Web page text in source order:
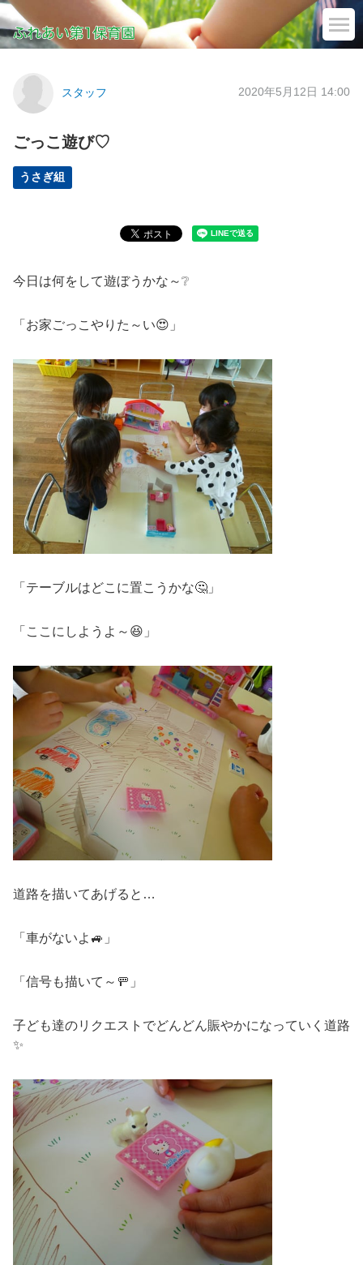
スタッフ 2020年5月12日 14:00
ごっこ遊び♡
うさぎ組
今日は何をして遊ぼうかな～❔
「お家ごっこやりた～い😍」
「テーブルはどこに置こうかな🤔」
「ここにしようよ～😆」
道路を描いてあげると…
「車がないよ🚙」
「信号も描いて～🚥」
子ども達のリクエストでどんどん賑やかになっていく道路
✨